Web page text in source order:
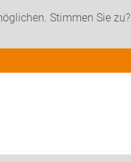
Stimmen Sie zu?